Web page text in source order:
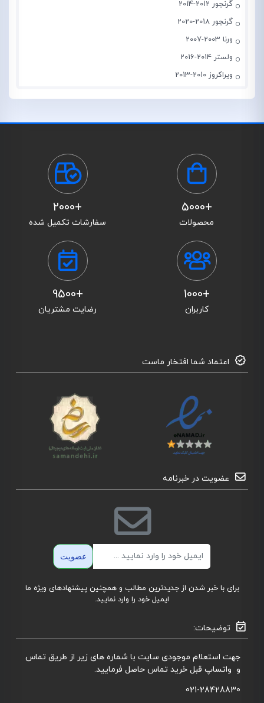
گرنجور 2012-2014
گرنجور 2018-2020
ورنا 2003-2007
ولستر 2014-2016
ویراکروز 2010-2013
+5000
محصولات
+2000
سفارشات تکمیل شده
+1000
کاربران
+9500
رضایت مشتریان
اعتماد شما افتخار ماست
عضویت در خبرنامه
عضویت
برای با خبر شدن از جدیدترین مطالب و همچنین پیشنهادهای ویژه ما
ایمیل خود را وارد نمایید.
توضیحات:
جهت استعلام موجودی سایت با شماره های زیر از طریق تماس
و واتساپ قبل خرید تماس حاصل فرمایید.
021-28428830